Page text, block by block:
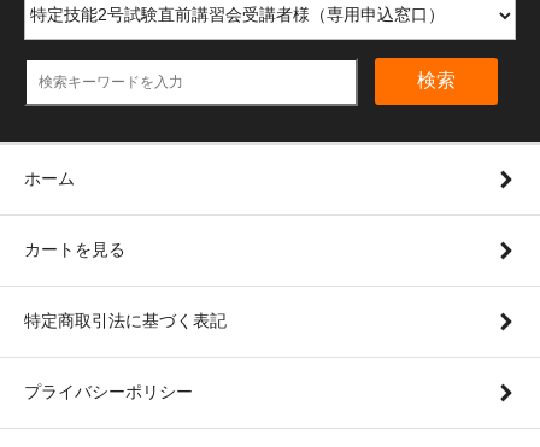
検索
ホーム
カートを見る
特定商取引法に基づく表記
プライバシーポリシー